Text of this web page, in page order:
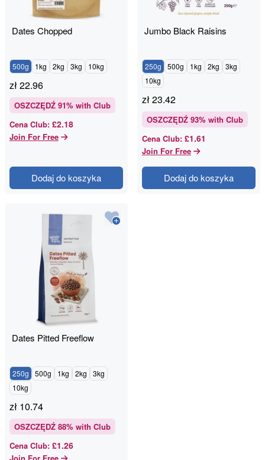
Dates Chopped
500g 1kg 2kg 3kg 10kg
zł22.96
OSZCZĘDŹ 91% with Club
Cena Club: £2.18
Join For Free
Dodaj do koszyka
Dates Pitted Freeflow
250g 500g 1kg 2kg
3kg
10kg
zł 10.74
OSZCZĘDŹ 88% with Club
Cena Club: £1.26
Jumbo Black Raisins
250g 500g 1kg 2kg
3kg
10kg
zł23.42
OSZCZĘDŹ 93% with Club
Cena Club: £1.61
Join For Free
Dodaj do koszyka